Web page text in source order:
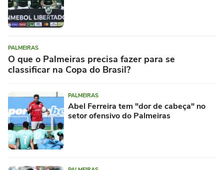
PALMEIRAS
O que o Palmeiras precisa fazer para se
classificar na Copa do Brasil?
PALMEIRAS
Abel Ferreira tem "dor de cabeça" no
setor ofensivo do Palmeiras